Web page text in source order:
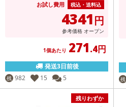
お試し費用 税込・送料込
4341円
参考価格 オープン
1個あたり 271.4円
発送3日前後
残 982 15 5 残
残りわずか